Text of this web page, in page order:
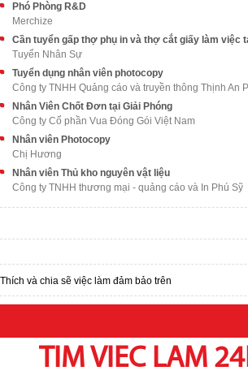
Phó Phòng R&D
Merchize
Cần tuyển gấp thợ phụ in và thợ cắt giấy làm việc
Tuyển Nhân Sự
Tuyển dụng nhân viên photocopy
Công ty TNHH Quảng cáo và truyền thông Thịnh An
Nhân Viên Chốt Đơn tại Giải Phóng
Công ty Cổ phần Vua Đóng Gói Việt Nam
Nhân viên Photocopy
Chị Hương
Nhân viên Thủ kho nguyên vật liệu
Công ty TNHH thương mại - quảng cáo và In Phú Sỹ
Thích và chia sẽ việc làm đảm bảo trên
TIM VIEC LAM